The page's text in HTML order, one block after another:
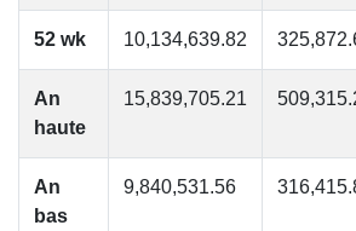
52 wk 10,134,639.82
An
haute
15,839,705.21
An
bas
9,840,531.56